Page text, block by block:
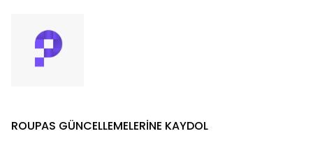
ROUPAS GÜNCELLEMELERİNE KAYDOL